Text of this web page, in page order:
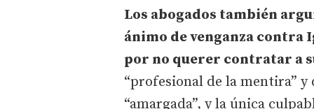
Los abogados también
ánimo de venganza contra
por no querer contratar a
“profesional de la mentira” y
“amargada”, y la única